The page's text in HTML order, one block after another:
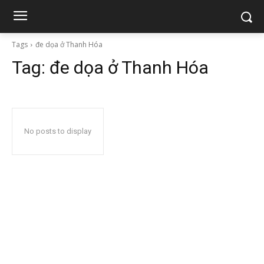
Tags đe dọa ở Thanh Hóa
Tag: đe dọa ở Thanh Hóa
No posts to display